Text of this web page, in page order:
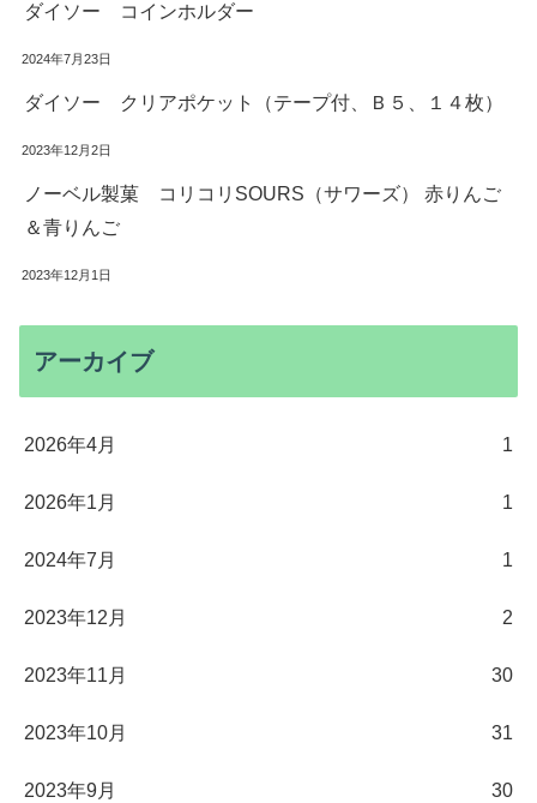
ダイソー コインホルダー
2024年7月23日
ダイソー クリアポケット（テープ付、Ｂ５、１４枚）
2023年12月2日
ノーベル製菓 コリコリSOURS（サワーズ） 赤りんご
＆青りんご
2023年12月1日
アーカイブ
2026年4月 1
2026年1月 1
2024年7月 1
2023年12月 2
2023年11月 30
2023年10月 31
2023年9月 30